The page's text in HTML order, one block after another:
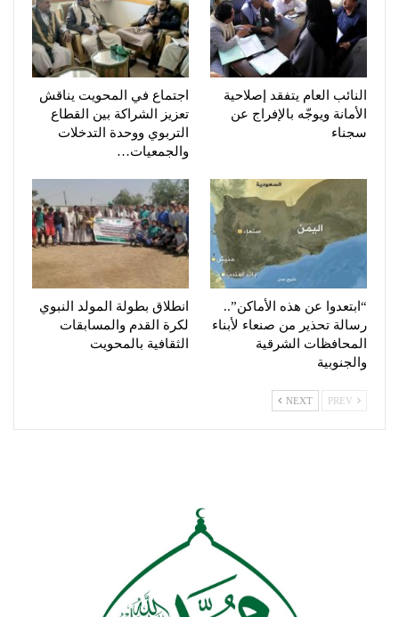
النائب العام يتفقد إصلاحية
الأمانة ويوجّه بالإفراج عن
سجناء
اجتماع في المحويت يناقش
تعزيز الشراكة بين القطاع
التربوي ووحدة التدخلات
والجمعيات…
“ابتعدوا عن هذه الأماكن”..
رسالة تحذير من صنعاء لأبناء
المحافظات الشرقية
والجنوبية
انطلاق بطولة المولد النبوي
لكرة القدم والمسابقات
الثقافية بالمحويت
NEXT